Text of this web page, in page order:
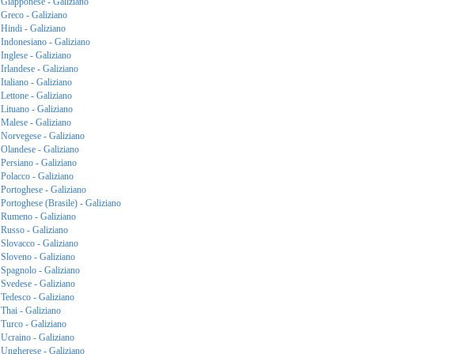
Greco - Galiziano
Hindi - Galiziano
Indonesiano - Galiziano
Inglese - Galiziano
Irlandese - Galiziano
Italiano - Galiziano
Lettone - Galiziano
Lituano - Galiziano
Malese - Galiziano
Norvegese - Galiziano
Olandese - Galiziano
Persiano - Galiziano
Polacco - Galiziano
Portoghese - Galiziano
Portoghese (Brasile) - Galiziano
Rumeno - Galiziano
Russo - Galiziano
Slovacco - Galiziano
Sloveno - Galiziano
Spagnolo - Galiziano
Svedese - Galiziano
Tedesco - Galiziano
Thai - Galiziano
Turco - Galiziano
Ucraino - Galiziano
Ungherese - Galiziano